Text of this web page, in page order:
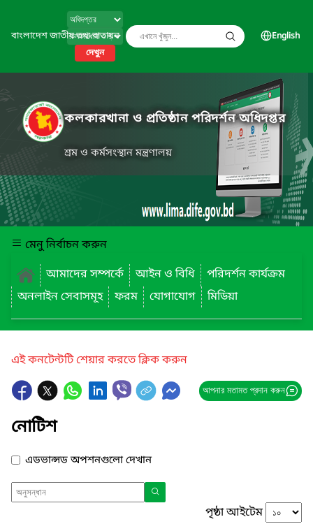
বাংলাদেশ জাতীয় তথ্য বাতায়ন
দেখুন
English
কলকারখানা ও প্রতিষ্ঠান পরিদর্শন অধিদপ্তর
শ্রম ও কর্মসংস্থান মন্ত্রণালয়
মেনু নির্বাচন করুন
আমাদের সম্পর্কে
আইন ও বিধি
পরিদর্শন কার্যক্রম
অনলাইন সেবাসমূহ
ফরম যোগাযোগ মিডিয়া
এই কনটেন্টটি শেয়ার করতে ক্লিক করুন
আপনার মতামত প্রদান করুন
নোটিশ
এডভান্সড অপশনগুলো দেখান
পৃষ্ঠা আইটেম